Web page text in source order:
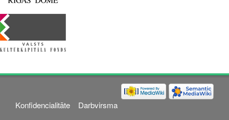
Konfidencialitāte
Darbvirsma